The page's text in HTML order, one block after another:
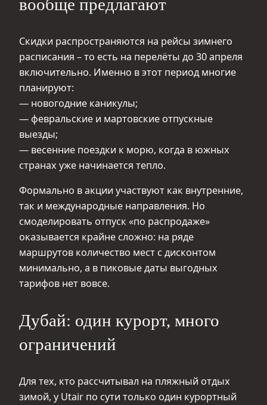
вообще предлагают
Скидки распространяются на рейсы зимнего
расписания – то есть на перелёты до 30 апреля
включительно. Именно в этот период многие
планируют:
— новогодние каникулы;
— февральские и мартовские отпускные
выезды;
— весенние поездки к морю, когда в южных
странах уже начинается тепло.
Формально в акции участвуют как внутренние,
так и международные направления. Но
смоделировать отпуск «по распродаже»
оказывается крайне сложно: на ряде
маршрутов количество мест с дисконтом
минимально, а в пиковые даты выгодных
тарифов нет вовсе.
Дубай: один курорт, много
ограничений
Для тех, кто рассчитывал на пляжный отдых
зимой, у Utair по сути только один курортный